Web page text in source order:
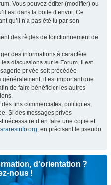
Vous pouvez éditer (modifier) ou
est dans la boite d’envoi. Ce
qu’il n’a pas été lu par son
des règles de fonctionnement de
des informations à caractère
discussions sur le Forum. Il est
privée soit précédée
généralement, il est important que
de faire bénéficier les autres
des fins commerciales, politiques,
Si des messages privés
nécessaire d’en faire une copie et
, en précisant le pseudo
d'orientation ?
nous !